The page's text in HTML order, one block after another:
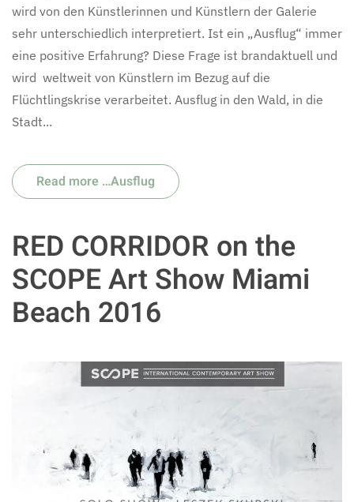
wird von den Künstlerinnen und Künstlern der Galerie
sehr unterschiedlich interpretiert. Ist ein „Ausflug“ immer
eine positive Erfahrung? Diese Frage ist brandaktuell und
wird weltweit von Künstlern im Bezug auf die
Flüchtlingskrise verarbeitet. Ausflug in den Wald, in die
Stadt...
Read more …Ausflug
RED CORRIDOR on the
SCOPE Art Show Miami
Beach 2016